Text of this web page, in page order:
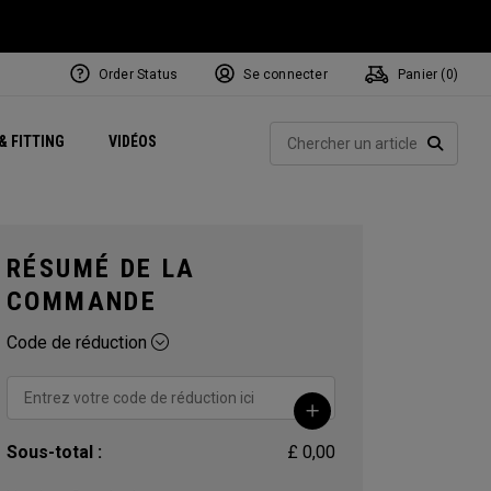
FITTING VIDÉOSExclusive Mavrik Complete Sets
Exclusivités - Balles de Golf
Juillet NEW Headwear
Women's Golf Balls
Exclusivités - Accessoires
Régionaux
Order Status Se connecter Panier ( 0)
RÉSUMÉ DE LA
COMMANDE
Code de réduction
Sous-total : £ 0,00